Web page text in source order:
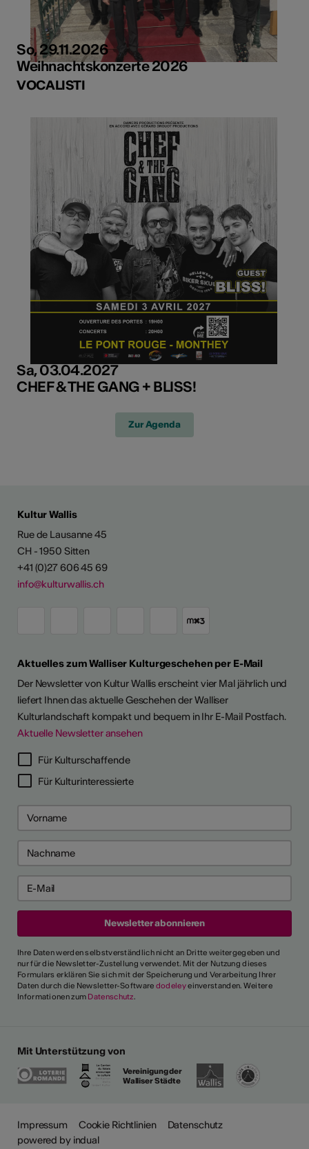
So, 29.11.2026
Weihnachtskonzerte 2026
VOCALISTI
Sa, 03.04.2027
CHEF & THE GANG + BLISS!
Zur Agenda
Kultur Wallis
Rue de Lausanne 45
CH - 1950 Sitten
+41 (0)27 606 45 69
info@kulturwallis.ch
Aktuelles zum Walliser Kulturgeschehen per E-Mail
Der Newsletter von Kultur Wallis erscheint vier Mal jährlich und
liefert Ihnen das aktuelle Geschehen der Walliser
Kulturlandschaft kompakt und bequem in Ihr E-Mail Postfach.
Aktuelle Newsletter ansehen
Für Kulturschaffende
Für Kulturinteressierte
Ihre Daten werden selbstverständlich nicht an Dritte weitergegeben und
nur für die Newsletter-Zustellung verwendet. Mit der Nutzung dieses
Formulars erklären Sie sich mit der Speicherung und Verarbeitung Ihrer
Daten durch die Newsletter-Software dodeleyeinverstanden. Weitere
Informationen zum Datenschutz.
Mit Unterstützung von
Vereinigung der
Walliser Städte
Impressum Cookie Richtlinien
Datenschutz
powered by indual